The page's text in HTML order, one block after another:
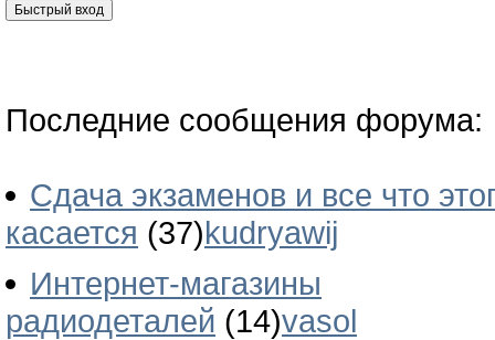
Последние сообщения форума:
Сдача экзаменов и все что
касается (37)kudryawij
Интернет-магазины
радиодеталей (14)vasol